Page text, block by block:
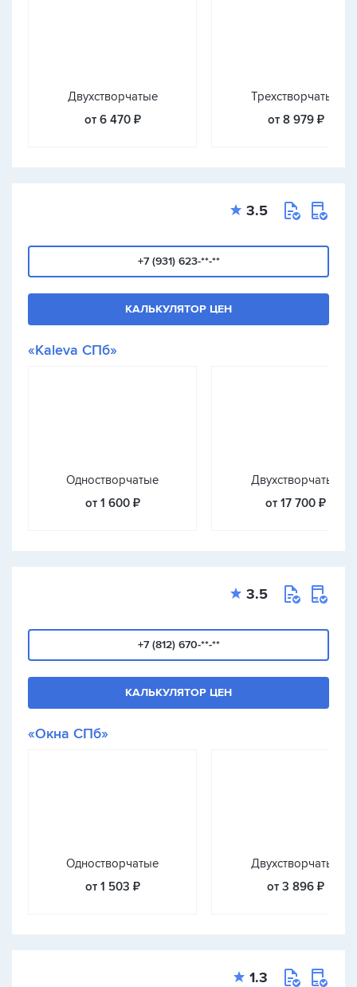
Двухстворчатые
от 6 470 ₽
Трехстворчатые
от 8 979 ₽
3.5
+7 (931) 623-**-**
КАЛЬКУЛЯТОР ЦЕН
«Kaleva СПб»
Одностворчатые
от 1 600 ₽
Двухстворчатые
от 17 700 ₽
3.5
+7 (812) 670-**-**
КАЛЬКУЛЯТОР ЦЕН
«Окна СПб»
Одностворчатые
от 1 503 ₽
Двухстворчатые
от 3 896 ₽
1.3